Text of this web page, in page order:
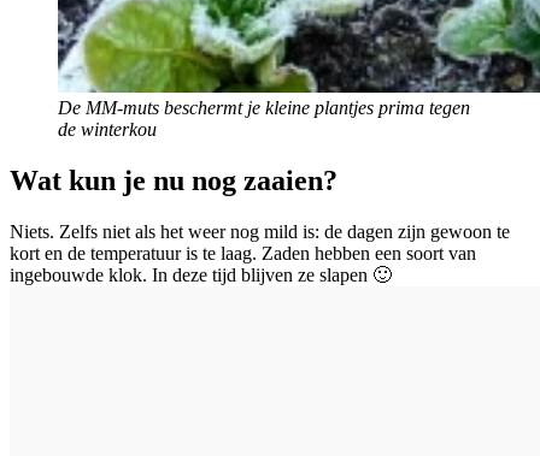
De MM-muts beschermt je kleine plantjes prima tegen
de winterkou
Wat kun je nu nog zaaien?
Niets. Zelfs niet als het weer nog mild is: de dagen zijn gewoon te
kort en de temperatuur is te laag. Zaden hebben een soort van
ingebouwde klok. In deze tijd blijven ze slapen 🙂